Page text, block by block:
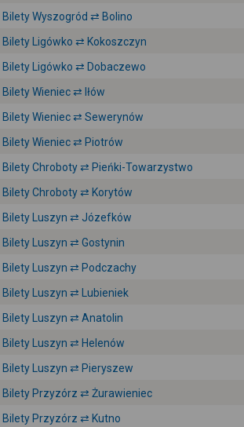
Bilety Wyszogród ⇄ Bolino
Bilety Ligówko ⇄ Kokoszczyn
Bilety Ligówko ⇄ Dobaczewo
Bilety Wieniec ⇄ Iłów
Bilety Wieniec ⇄ Sewerynów
Bilety Wieniec ⇄ Piotrów
Bilety Chroboty ⇄ Pieńki-Towarzystwo
Bilety Chroboty ⇄ Korytów
Bilety Luszyn ⇄ Józefków
Bilety Luszyn ⇄ Gostynin
Bilety Luszyn ⇄ Podczachy
Bilety Luszyn ⇄ Lubieniek
Bilety Luszyn ⇄ Anatolin
Bilety Luszyn ⇄ Helenów
Bilety Luszyn ⇄ Pieryszew
Bilety Przyzórz ⇄ Żurawieniec
Bilety Przyzórz ⇄ Kutno